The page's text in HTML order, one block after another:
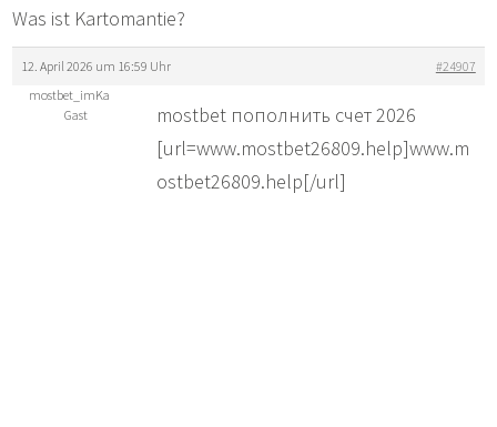
Was ist Kartomantie?
12. April 2026 um 16:59 Uhr
#24907
mostbet_imKa
Gast
mostbet пополнить счет 2026
[url=www.mostbet26809.help]www.m
ostbet26809.help[/url]